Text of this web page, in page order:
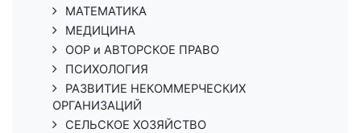
МАТЕМАТИКА
МЕДИЦИНА
ООР и АВТОРСКОЕ ПРАВО
ПСИХОЛОГИЯ
РАЗВИТИЕ НЕКОММЕРЧЕСКИХ
ОРГАНИЗАЦИЙ
СЕЛЬСКОЕ ХОЗЯЙСТВО